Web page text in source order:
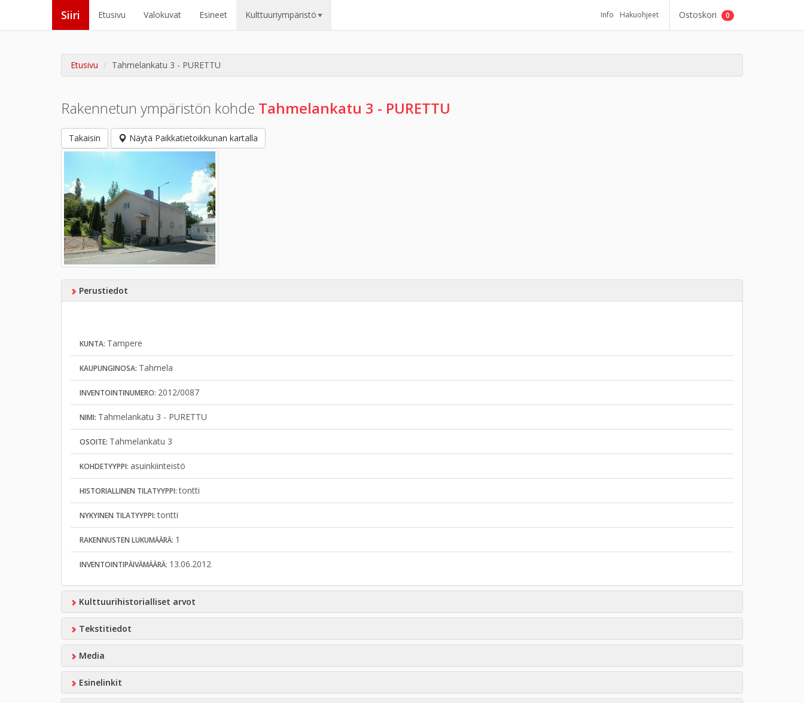
Siiri Etusivu Valokuvat Esineet Kulttuuriympäristö Info Hakuohjeet Ostoskori 0
Etusivu Tahmelankatu 3 - PURETTU
Rakennetun ympäristön kohde Tahmelankatu 3 - PURETTU
Takaisin Näytä Paikkatietoikkunan kartalla
Perustiedot
KUNTA: Tampere
KAUPUNGINOSA: Tahmela
INVENTOINTINUMERO: 2012/0087
NIMI: Tahmelankatu 3 - PURETTU
OSOITE: Tahmelankatu 3
KOHDETYYPPI: asuinkiinteistö
HISTORIALLINEN TILATYYPPI:tontti
NYKYINEN TILATYYPPI:tontti
RAKENNUSTEN LUKUMÄÄRÄ: 1
INVENTOINTIPÄIVÄMÄÄRÄ: 13.06.2012
Kulttuurihistorialliset arvot
Tekstitiedot
Media
Esinelinkit